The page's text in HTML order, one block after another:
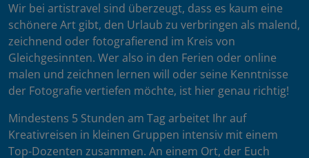
Wir bei artistravel sind überzeugt, dass es kaum eine
schönere Art gibt, den Urlaub zu verbringen als malend,
zeichnend oder fotografierend im Kreis von
Gleichgesinnten. Wer also in den Ferien oder online
malen und zeichnen lernen will oder seine Kenntnisse
der Fotografie vertiefen möchte, ist hier genau richtig!
Mindestens 5 Stunden am Tag arbeitet Ihr auf
Kreativreisen in kleinen Gruppen intensiv mit einem
Top-Dozenten zusammen. An einem Ort, der Euch